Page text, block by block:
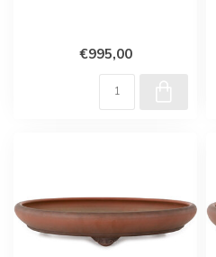
€995,00